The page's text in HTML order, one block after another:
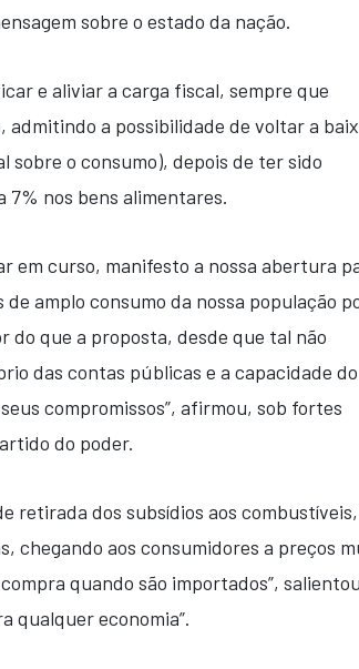
sobre o estado da nação.
e aliviar a carga fiscal, sempre que
admitindo a possibilidade de voltar a
sobre o consumo), depois de ter sido
7% nos bens alimentares.
em curso, manifesto a nossa abertura
amplo consumo da nossa população
do que a proposta, desde que tal não
das contas públicas e a capacidade do
compromissos”, afirmou, sob fortes
do poder.
retirada dos subsídios aos
chegando aos consumidores a preços
quando são importados”,
qualquer economia”.